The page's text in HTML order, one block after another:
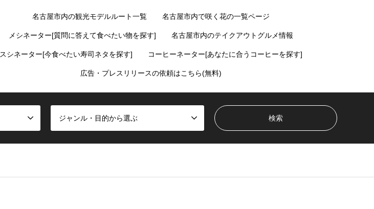
名古屋市内の観光モデルルート一覧 名古屋市内で咲く花の一覧ページ
メシネーター[質問に答えて食べたい物を探す] 名古屋市内のテイクアウトグルメ情報
スシネーター[今食べたい寿司ネタを探す] コーヒーネーター[あなたに合うコーヒーを探す]
広告・プレスリリースの依頼はこちら(無料)
ジャンル・目的から選ぶ